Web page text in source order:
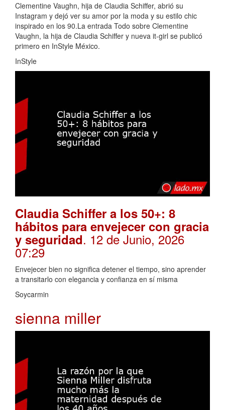
Clementine Vaughn, hija de Claudia Schiffer, abrió su
Instagram y dejó ver su amor por la moda y su estilo chic
inspirado en los 90.La entrada Todo sobre Clementine
Vaughn, la hija de Claudia Schiffer y nueva it-girl se publicó
primero en InStyle México.
InStyle
Claudia Schiffer a los 50+: 8
hábitos para envejecer con gracia
y seguridad. 12 de Junio, 2026
07:29
Envejecer bien no significa detener el tiempo, sino aprender
a transitarlo con elegancia y confianza en sí misma
Soycarmin
sienna miller